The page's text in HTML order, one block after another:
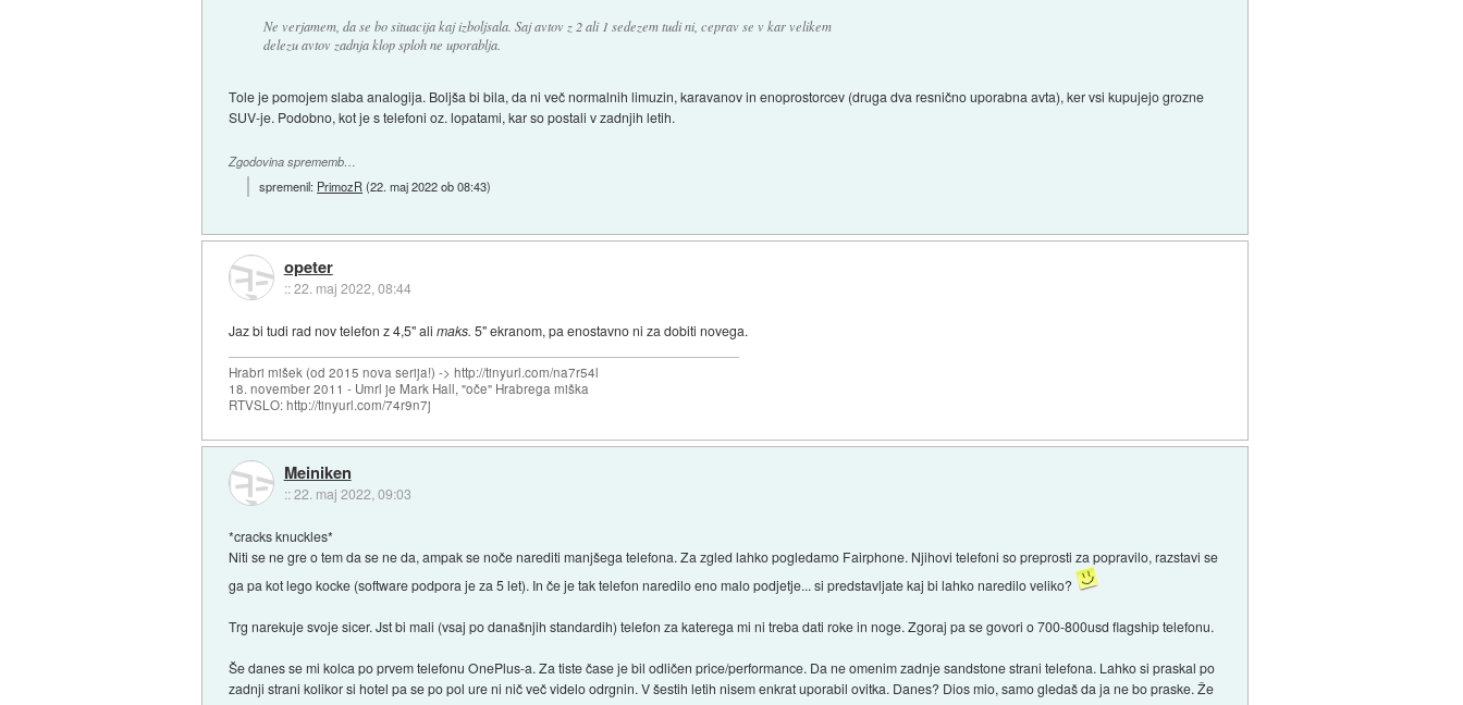
Ne verjamem, da se bo situacija kaj izboljsala. Saj avtov z 2 ali 1 sedezem tudi ni, ceprav se v kar velikem
delezu avtov zadnja klop sploh ne uporablja.
Tole je pomojem slaba analogija. Boljša bi bila, da ni več normalnih limuzin, karavanov in enoprostorcev (druga dva resnično uporabna avta), ker vsi kupujejo grozne
SUV-je. Podobno, kot je s telefoni oz. lopatami, kar so postali v zadnjih letih.
Zgodovina sprememb…
spremenil: PrimozR(22. maj 2022 ob 08:43)
opeter
::22. maj 2022, 08:44
Jaz bi tudi rad nov telefon z 4,5" alimaks. 5" ekranom, pa enostavno ni za dobiti novega.
Hrabri mišek (od 2015 nova serija!) -> http://tinyurl.com/na7r54l
18. november 2011 - Umrl je Mark Hall, "oče" Hrabrega miška
RTVSLO: http://tinyurl.com/74r9n7j
Meiniken
::22. maj 2022, 09:03
*cracks knuckles*
Niti se ne gre o tem da se ne da, ampak se noče narediti manjšega telefona. Za zgled lahko pogledamo Fairphone. Njihovi telefoni so preprosti za popravilo, razstavi se
ga pa kot lego kocke (software podpora je za 5 let). In če je tak telefon naredilo eno malo podjetje... si predstavljate kaj bi lahko naredilo veliko?
Trg narekuje svoje sicer. Jst bi mali (vsaj po današnjih standardih) telefon za katerega mi ni treba dati roke in noge. Zgoraj pa se govori o 700-800usd flagship telefonu.
Še danes se mi kolca po prvem telefonu OnePlus-a. Za tiste čase je bil odličen price/performance. Da ne omenim zadnje sandstone strani telefona. Lahko si praskal po
zadnji strani kolikor si hotel pa se po pol ure ni nič več videlo odrgnin. V šestih letih nisem enkrat uporabil ovitka. Danes? Dios mio, samo gledaš da ja ne bo praske. Že